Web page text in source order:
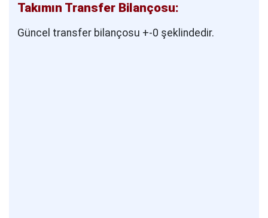
Takımın Transfer Bilançosu:
Güncel transfer bilançosu +-0 şeklindedir.